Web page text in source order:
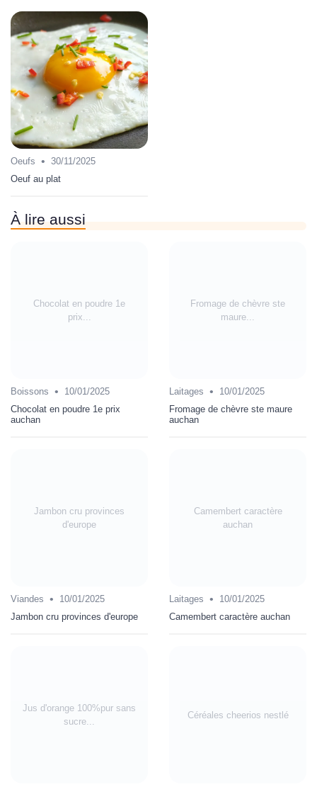
Oeufs • 30/11/2025
Oeuf au plat
À lire aussi
Chocolat en poudre 1e
prix...
Boissons •
10/01/2025
Chocolat en poudre 1e prix
auchan
Fromage de chèvre ste
maure...
Laitages •
10/01/2025
Fromage de chèvre ste maure
auchan
Jambon cru provinces
d'europe
Viandes •
10/01/2025
Jambon cru provinces d'europe
Camembert caractère
auchan
Laitages •
10/01/2025
Camembert caractère auchan
Jus d'orange 100%pur sans
sucre...
Céréales cheerios nestlé